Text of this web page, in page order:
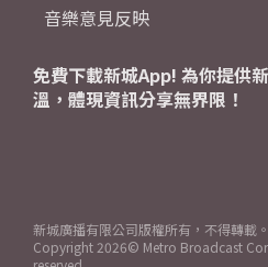
音樂意見反映
免費下載新城App! 為你提供
溫，體現資訊分享無界限！
新城廣播有限公司版權所有，不得轉載。
Copyright 2026© Metro Broadcast